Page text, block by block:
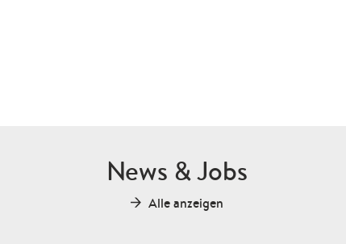
News & Jobs
Alle anzeigen